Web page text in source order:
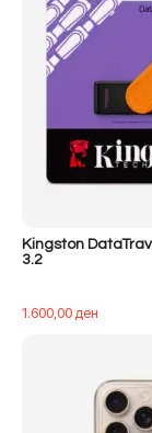
Kingston
3.2
1.600,00ден